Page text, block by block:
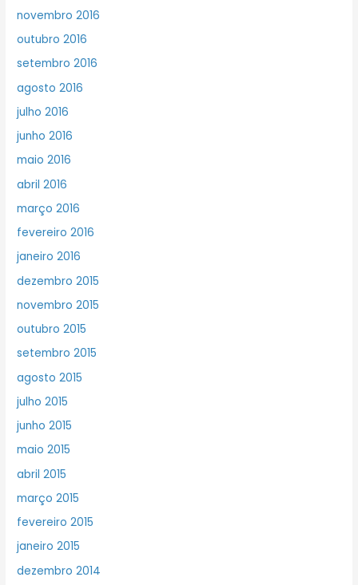
novembro 2016
outubro 2016
setembro 2016
agosto 2016
julho 2016
junho 2016
maio 2016
abril 2016
março 2016
fevereiro 2016
janeiro 2016
dezembro 2015
novembro 2015
outubro 2015
setembro 2015
agosto 2015
julho 2015
junho 2015
maio 2015
abril 2015
março 2015
fevereiro 2015
janeiro 2015
dezembro 2014